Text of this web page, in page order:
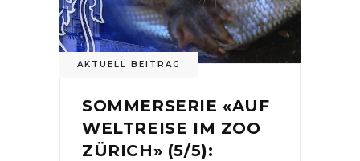
AKTUELL BEITRAG
SOMMERSERIE «AUF
WELTREISE IM ZOO
ZÜRICH» (5/5):